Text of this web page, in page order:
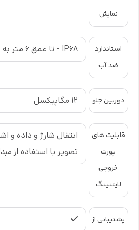
ویژگی‌های مهم آن به شمار می‌رود.
ویژگی‌های مهم دوربین:
ثبت عکس‌های واضح در شرایط نوری مختلف
حالت پرتره با عمق میدان طبیعی
فیلم‌برداری با کیفیت بالا
فوکوس سریع و دقیق
دوربین سلفی نیز کیفیت بسیار خوبی
کلاس‌های آنلاین و تولید محتوا گزینه‌ای
نمایش
استاندارد
ضد آب
IP68 - تا عمق 6 متر به مدت 30 دقیقه
دوربین جلو 12 مگاپیکسل
قابلیت های
پورت
خروجی
لایتنینگ
انتقال شارژ و داده و
تصویر با استفاده از
پشتیبانی از